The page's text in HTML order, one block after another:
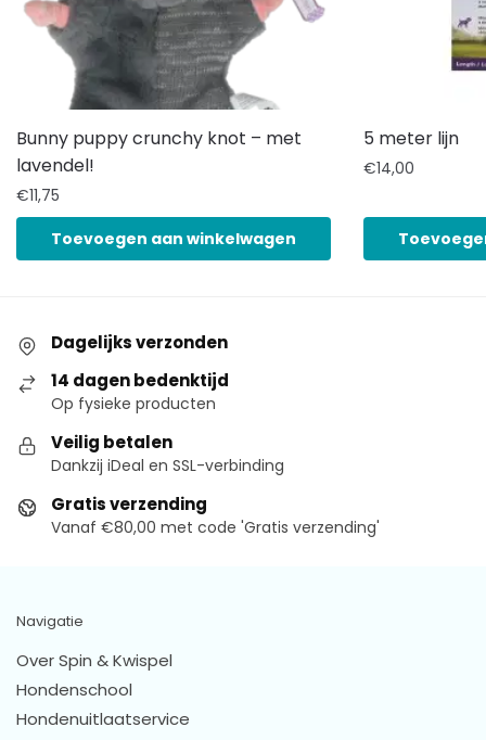
Bunny puppy crunchy knot – met
lavendel!
€11,75
Toevoegen aan winkelwagen
5 meter lijn
€14,00
Dagelijks verzonden
14 dagen bedenktijd
Op fysieke producten
Veilig betalen
Dankzij iDeal en SSL-verbinding
Gratis verzending
Vanaf €80,00 met code 'Gratis verzending'
Navigatie
Over Spin & Kwispel
Hondenschool
Hondenuitlaatservice